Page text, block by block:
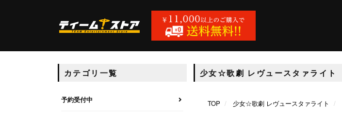
少女☆歌劇 レヴュースタァライト
TOP 少女☆歌劇 レヴュースタァライト
カテゴリ一覧
予約受付中